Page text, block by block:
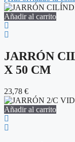
Añadir al carrito
JARRÓN
X 50 CM
23,78 €
Añadir al carrito